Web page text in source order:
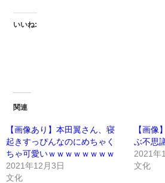
いいね:
関連
【画像あり】本田翼さん、寝
起きすっぴんなのにめちゃく
ちゃ可愛いｗｗｗｗｗｗｗｗ
2021年12月3日
文化
【画像
ぶ不思
2021年
文化